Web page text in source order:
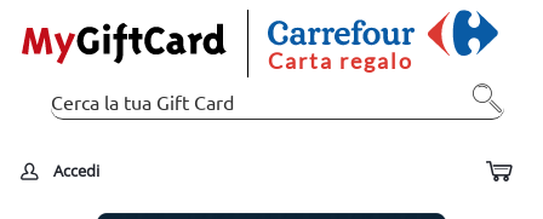
Carta regalo
Accedi